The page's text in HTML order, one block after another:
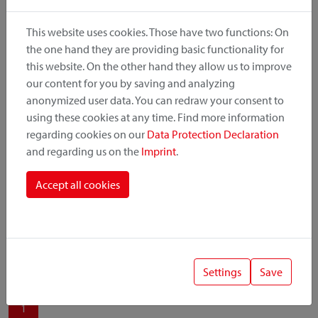
produit, le point de montage et le système de fixation.
Catégorie de produit
Position de montage
Système de fixation
1
This website uses cookies. Those have two functions: On
the one hand they are providing basic functionality for
this website. On the other hand they allow us to improve
our content for you by saving and analyzing
anonymized user data. You can redraw your consent to
using these cookies at any time. Find more information
regarding cookies on our Data Protection Declaration
and regarding us on the Imprint.
Accept all cookies
Settings Save